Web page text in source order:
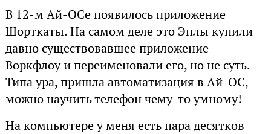
В 12-м Ай-ОСе появилось приложение
Шорткаты. На самом деле это Эплы купили
давно существовавшее приложение
Воркфлоу и переименовали его, но не суть.
Типа ура, пришла автоматизация в Ай-ОС,
можно научить телефон чему-то умному!
На компьютере у меня есть пара десятков